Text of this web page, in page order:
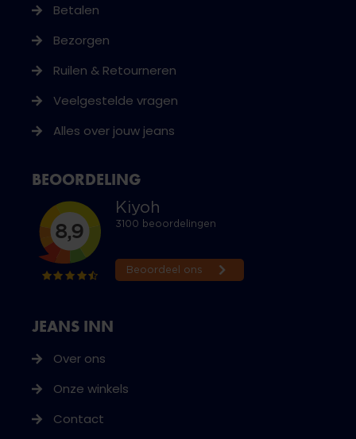
JEANS INN
Over ons
Onze winkels
Contact
Betalen
Bezorgen
Ruilen & Retourneren
Veelgestelde vragen
Alles over jouw jeans
BEOORDELING